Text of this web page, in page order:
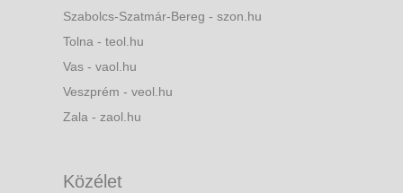
Szabolcs-Szatmár-Bereg - szon.hu
Tolna - teol.hu
Vas - vaol.hu
Veszprém - veol.hu
Zala - zaol.hu
Közélet